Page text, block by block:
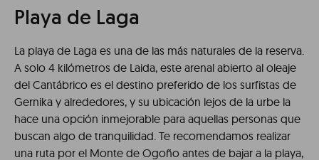
Playa de Laga
La playa de Laga es una de las más naturales de la reserva.
A solo 4 kilómetros de Laida, este arenal abierto al oleaje
del Cantábrico es el destino preferido de los surfistas de
Gernika y alrededores, y su ubicación lejos de la urbe la
hace una opción inmejorable para aquellas personas que
buscan algo de tranquilidad. Te recomendamos realizar
una ruta por el Monte de Ogoño antes de bajar a la playa,